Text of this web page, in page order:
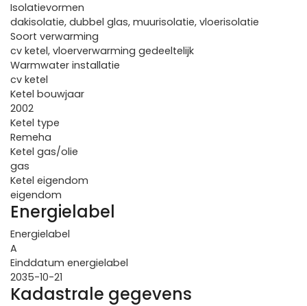
Isolatievormen
dakisolatie, dubbel glas, muurisolatie, vloerisolatie
Soort verwarming
cv ketel, vloerverwarming gedeeltelijk
Warmwater installatie
cv ketel
Ketel bouwjaar
2002
Ketel type
Remeha
Ketel gas/olie
gas
Ketel eigendom
eigendom
Energielabel
Energielabel
A
Einddatum energielabel
2035-10-21
Kadastrale gegevens